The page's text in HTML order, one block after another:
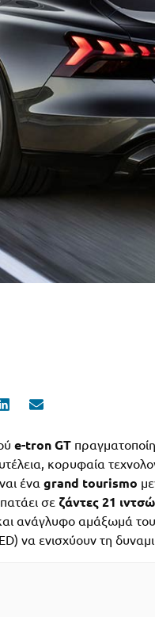
Share
e-tron GT
κορυφαία
ένα grand tourismo
σε ζάντες 21
ανάγλυφο αμάξωμά του
να ενισχύουν τη